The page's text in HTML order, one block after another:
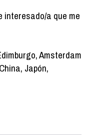
interesado/a que me
Amsterdam
Japón,